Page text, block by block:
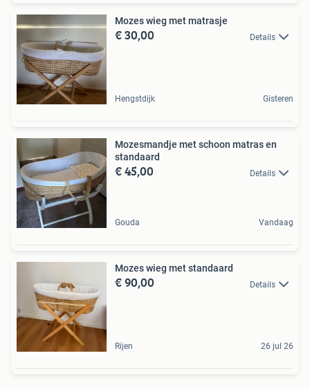
Mozes wieg met matrasje
€ 30,00 Details
Hengstdijk Gisteren
Mozesmandje met schoon matras en
standaard
€ 45,00 Details
Gouda Vandaag
Mozes wieg met standaard
€ 90,00 Details
Rijen 26 jul 26